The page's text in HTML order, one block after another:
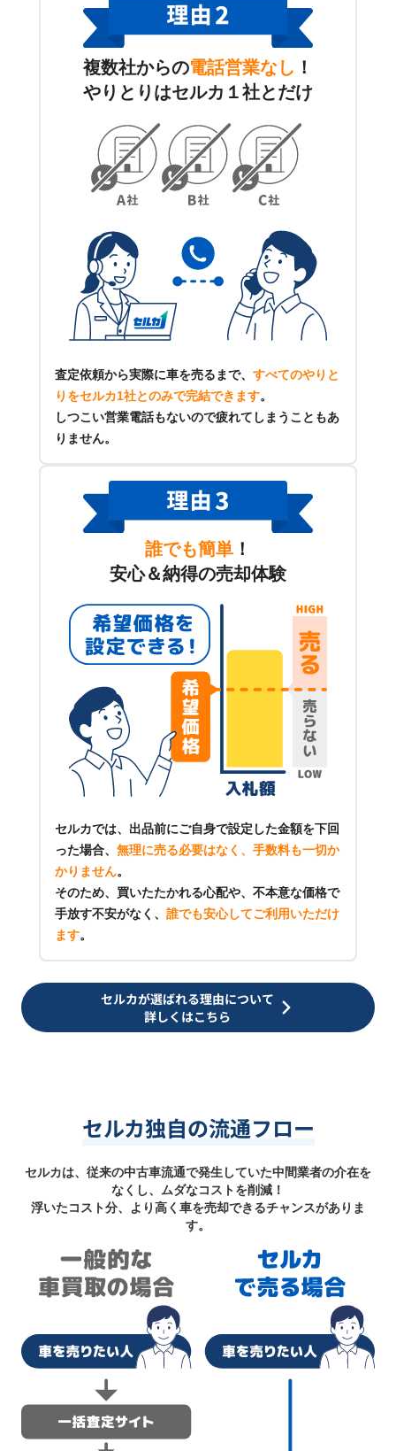
複数社からの電話営業なし ！
やりとりはセルカ１社とだけ
査定依頼から実際に車を売るまで、 すべてのやりと
りをセルカ1社とのみで完結できます。
しつこい営業電話もないので疲れてしまうこともあ
りません。
誰でも簡単 ！
安心＆納得の売却体験
セルカでは、出品前にご自身で設定した金額を下回
った場合、 無理に売る必要はなく、手数料も一切か
かりません。
そのため、買いたたかれる心配や、不本意な価格で
手放す不安がなく、 誰でも安心してご利用いただけ
ます。
セルカが選ばれる理由について
詳しくはこちら
セルカ独自の流通フロー
セルカは、従来の中古車流通で発生していた中間業者の介在を
なくし、ムダなコストを削減！
浮いたコスト分、より高く車を売却できるチャンスがありま
す。